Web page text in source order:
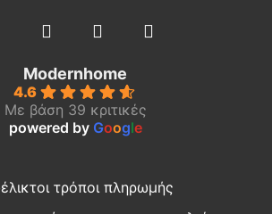
Modernhome
4.6
Με βάση 39 κριτικές
powered by Google
τρόποι πληρωμής